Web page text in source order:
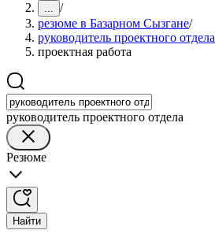
... /
резюме в Базарном Сызгане/
руководитель проектного отдела
проектная работа
руководитель проектного отдела
Резюме
Найти